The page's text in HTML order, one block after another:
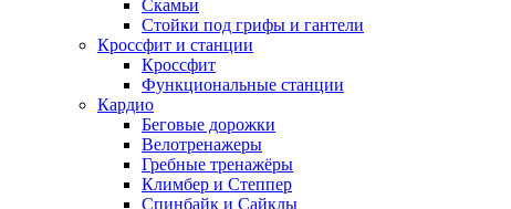
Скамьи
Стойки под грифы и гантели
Кроссфит и станции
Кроссфит
Функциональные станции
Кардио
Беговые дорожки
Велотренажеры
Гребные тренажёры
Климбер и Степпер
Спинбайк и Сайклы